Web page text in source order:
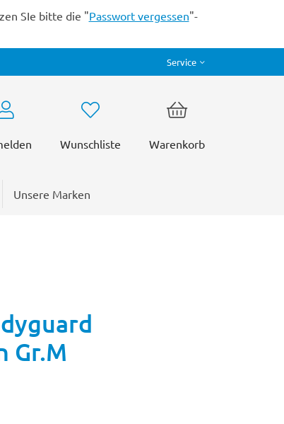
SIe bitte die "Passwort vergessen"-
Service
Wunschliste Warenkorb
Unsere Marken
Gr.M